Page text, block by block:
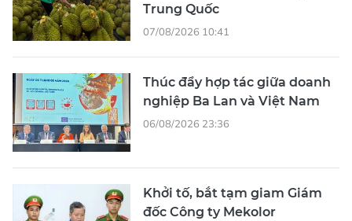
Trung Quốc
07/08/2026 10:41
Thúc đẩy hợp tác giữa doanh
nghiệp Ba Lan và Việt Nam
06/08/2026 23:36
Khởi tố, bắt tạm giam Giám
đốc Công ty Mekolor